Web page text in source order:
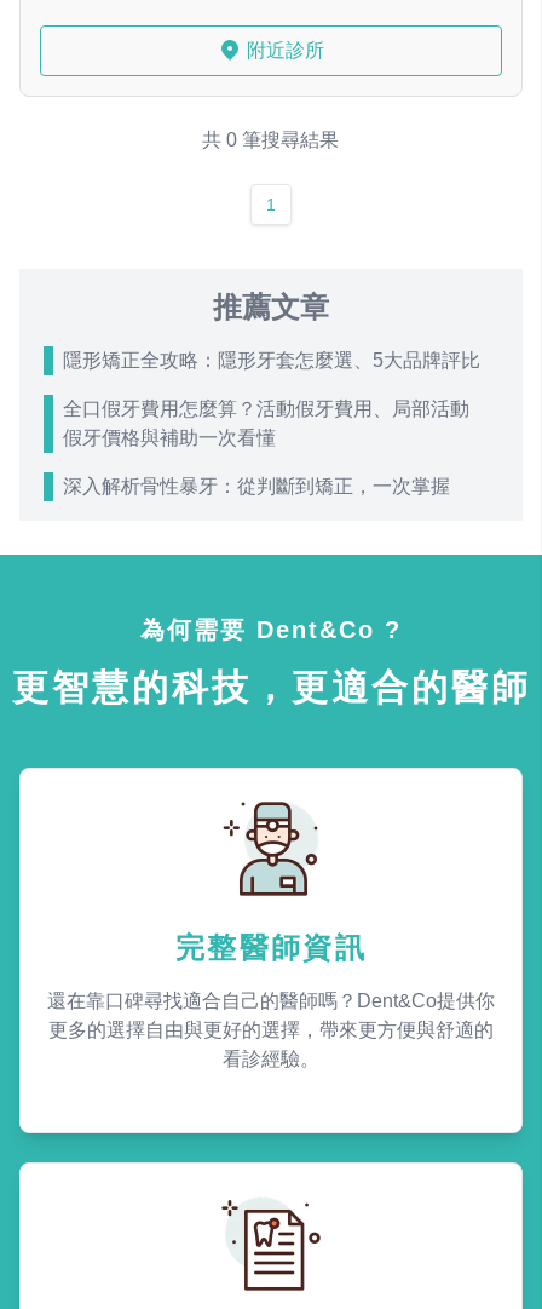
附近診所
共 0 筆搜尋結果
1
推薦文章
隱形矯正全攻略：隱形牙套怎麼選、5大品牌評比
全口假牙費用怎麼算？活動假牙費用、局部活動
假牙價格與補助一次看懂
深入解析骨性暴牙：從判斷到矯正，一次掌握
為何需要 Dent&Co ?
更智慧的科技，更適合的醫師
完整醫師資訊
還在靠口碑尋找適合自己的醫師嗎？Dent&Co提供你
更多的選擇自由與更好的選擇，帶來更方便與舒適的
看診經驗。